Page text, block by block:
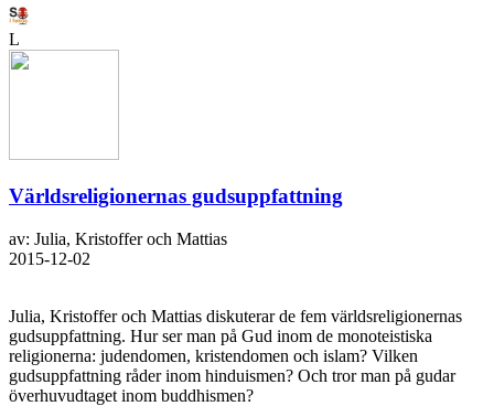
L
Världsreligionernas gudsuppfattning
av: Julia, Kristoffer och Mattias
2015-12-02
Julia, Kristoffer och Mattias diskuterar de fem världsreligionernas
gudsuppfattning. Hur ser man på Gud inom de monoteistiska
religionerna: judendomen, kristendomen och islam? Vilken
gudsuppfattning råder inom hinduismen? Och tror man på gudar
överhuvudtaget inom buddhismen?